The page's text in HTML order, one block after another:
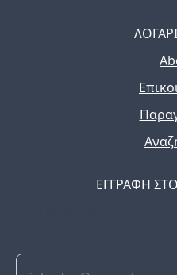
ΕΓΓΡΑΦΗ ΣΤΟ